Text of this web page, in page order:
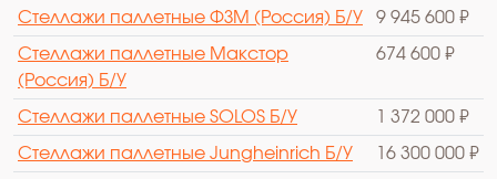
Стеллажи паллетные ФЗМ (Россия) Б/У 9 945 600 ₽
Стеллажи паллетные Макстор
(Россия) Б/У
674 600 ₽
Стеллажи паллетные SOLOS Б/У 1 372 000 ₽
Стеллажи паллетные Jungheinrich Б/У 16 300 000 ₽